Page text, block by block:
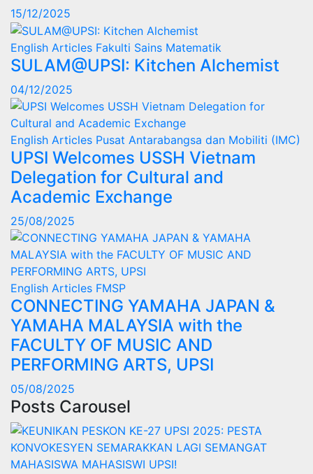
15/12/2025
English Articles Fakulti Sains Matematik
SULAM@UPSI: Kitchen Alchemist
04/12/2025
English Articles Pusat Antarabangsa dan Mobiliti (IMC)
UPSI Welcomes USSH Vietnam
Delegation for Cultural and
Academic Exchange
25/08/2025
English Articles FMSP
CONNECTING YAMAHA JAPAN &
YAMAHA MALAYSIA with the
FACULTY OF MUSIC AND
PERFORMING ARTS, UPSI
05/08/2025
Posts Carousel